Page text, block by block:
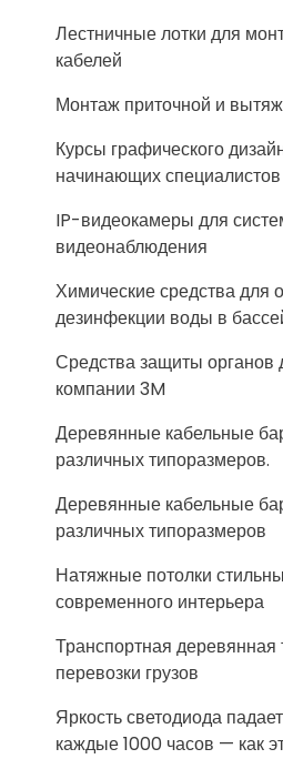
Лестничные лотки для
кабелей
Монтаж приточной и
Курсы графического
начинающих специалистов
IP-видеокамеры для
видеонаблюдения
Химические средства для
дезинфекции воды в
Средства защиты органов
компании 3M
Деревянные кабельные
различных типоразмеров.
Деревянные кабельные
различных типоразмеров
Натяжные потолки
современного интерьера
Транспортная деревянная
перевозки грузов
Яркость светодиода
каждые 1000 часов — как